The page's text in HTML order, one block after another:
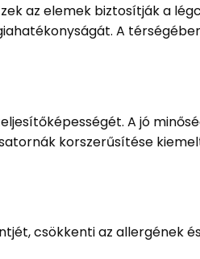
az elemek biztosítják a
A
A jó
korszerűsítése
csökkenti az allergének